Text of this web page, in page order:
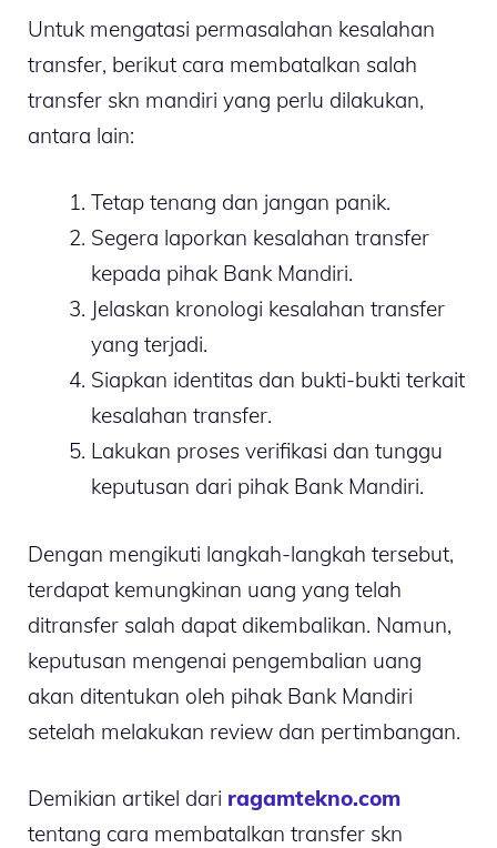
Untuk mengatasi permasalahan kesalahan
transfer, berikut cara membatalkan salah
transfer skn mandiri yang perlu dilakukan,
antara lain:
Tetap tenang dan jangan panik.
Segera laporkan kesalahan transfer
kepada pihak Bank Mandiri.
Jelaskan kronologi kesalahan transfer
yang terjadi.
Siapkan identitas dan bukti-bukti terkait
kesalahan transfer.
Lakukan proses verifikasi dan tunggu
keputusan dari pihak Bank Mandiri.
Dengan mengikuti langkah-langkah tersebut,
terdapat kemungkinan uang yang telah
ditransfer salah dapat dikembalikan. Namun,
keputusan mengenai pengembalian uang
akan ditentukan oleh pihak Bank Mandiri
setelah melakukan review dan pertimbangan.
Demikian artikel dari ragamtekno.com
tentang cara membatalkan transfer skn